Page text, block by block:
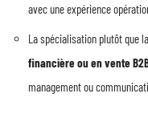
avec une expérience
La spécialisation plutôt que
financière ou en vente
management ou